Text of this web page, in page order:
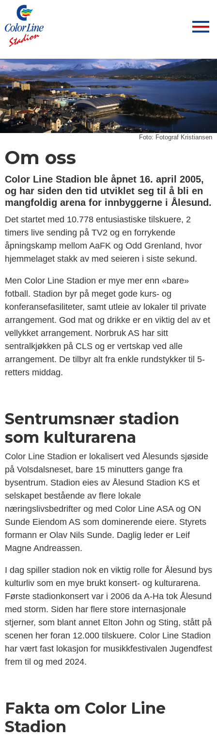
Foto: Fotograf Kristiansen
Om oss
Color Line Stadion ble åpnet 16. april 2005,
og har siden den tid utviklet seg til å bli en
mangfoldig arena for innbyggerne i Ålesund.
Det startet med 10.778 entusiastiske tilskuere, 2
timers live sending på TV2 og en forrykende
åpningskamp mellom AaFK og Odd Grenland, hvor
hjemmelaget stakk av med seieren i siste sekund.
Men Color Line Stadion er mye mer enn «bare»
fotball. Stadion byr på meget gode kurs- og
konferansefasiliteter, samt utleie av lokaler til private
arrangement. God mat og drikke er en viktig del av et
vellykket arrangement. Norbruk AS har sitt
sentralkjøkken på CLS og er vertskap ved alle
arrangement. De tilbyr alt fra enkle rundstykker til 5-
retters middag.
Sentrumsnær stadion
som kulturarena
Color Line Stadion er lokalisert ved Ålesunds sjøside
på Volsdalsneset, bare 15 minutters gange fra
bysentrum. Stadion eies av Ålesund Stadion KS et
selskapet bestående av flere lokale
næringslivsbedrifter og med Color Line ASA og ON
Sunde Eiendom AS som dominerende eiere. Styrets
formann er Olav Nils Sunde. Daglig leder er Leif
Magne Andreassen.
I dag spiller stadion nok en viktig rolle for Ålesund bys
kulturliv som en mye brukt konsert- og kulturarena.
Første stadionkonsert var i 2006 da A-Ha tok Ålesund
med storm. Siden har flere store internasjonale
stjerner, som blant annet Elton John og Sting, stått på
scenen her foran 12.000 tilskuere. Color Line Stadion
har vært fast lokasjon for musikkfestivalen Jugendfest
frem til og med 2024.
Fakta om Color Line
Stadion